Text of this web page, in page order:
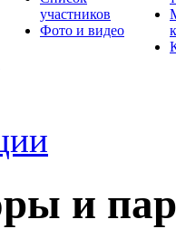
участников
Фото и видео
и